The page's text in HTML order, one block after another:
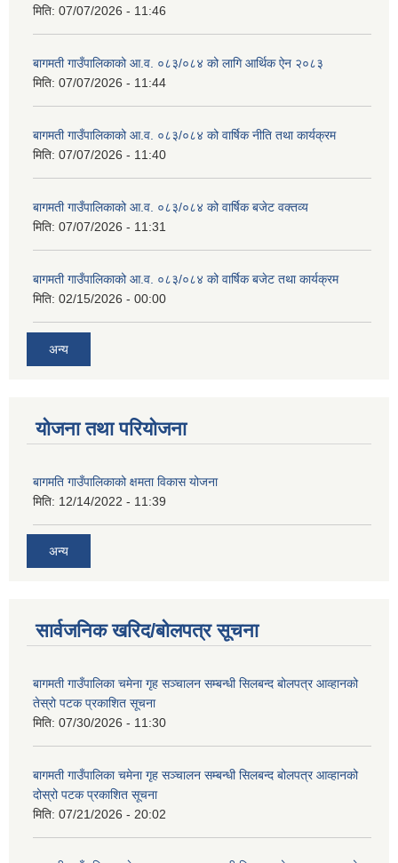
मिति: 07/07/2026 - 11:46
बागमती गाउँपालिकाको आ.व. ०८३/०८४ को लागि आर्थिक ऐन २०८३
मिति: 07/07/2026 - 11:44
बागमती गाउँपालिकाको आ.व. ०८३/०८४ को वार्षिक नीति तथा कार्यक्रम
मिति: 07/07/2026 - 11:40
बागमती गाउँपालिकाको आ.व. ०८३/०८४ को वार्षिक बजेट वक्तव्य
मिति: 07/07/2026 - 11:31
बागमती गाउँपालिकाको आ.व. ०८३/०८४ को वार्षिक बजेट तथा कार्यक्रम
मिति: 02/15/2026 - 00:00
अन्य
योजना तथा परियोजना
बागमति गाउँपालिकाको क्षमता विकास योजना
मिति: 12/14/2022 - 11:39
अन्य
सार्वजनिक खरिद/बोलपत्र सूचना
बागमती गाउँपालिका चमेना गृह सञ्चालन सम्बन्धी सिलबन्द बोलपत्र आव्हानको
तेस्रो पटक प्रकाशित सूचना
मिति: 07/30/2026 - 11:30
बागमती गाउँपालिका चमेना गृह सञ्चालन सम्बन्धी सिलबन्द बोलपत्र आव्हानको
दोस्रो पटक प्रकाशित सूचना
मिति: 07/21/2026 - 20:02